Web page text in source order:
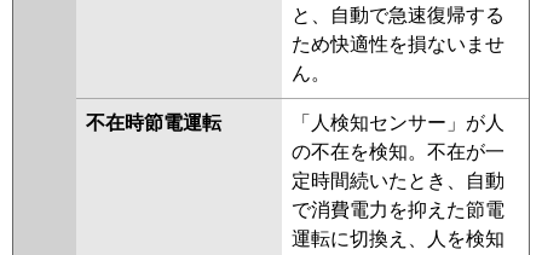
と、自動で急速復帰する
ため快適性を損ないませ
ん。
不在時節電運転
「人検知センサー」が人
の不在を検知。不在が一
定時間続いたとき、自動
で消費電力を抑えた節電
運転に切換え、人を検知